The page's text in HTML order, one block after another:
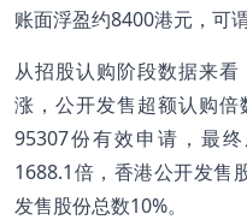
账面浮盈约8400港元，可
从招股认购阶段数据来
涨，公开发售超额认购
95307份有效申请，最
1688.1倍，香港公开发售
发售股份总数10%。